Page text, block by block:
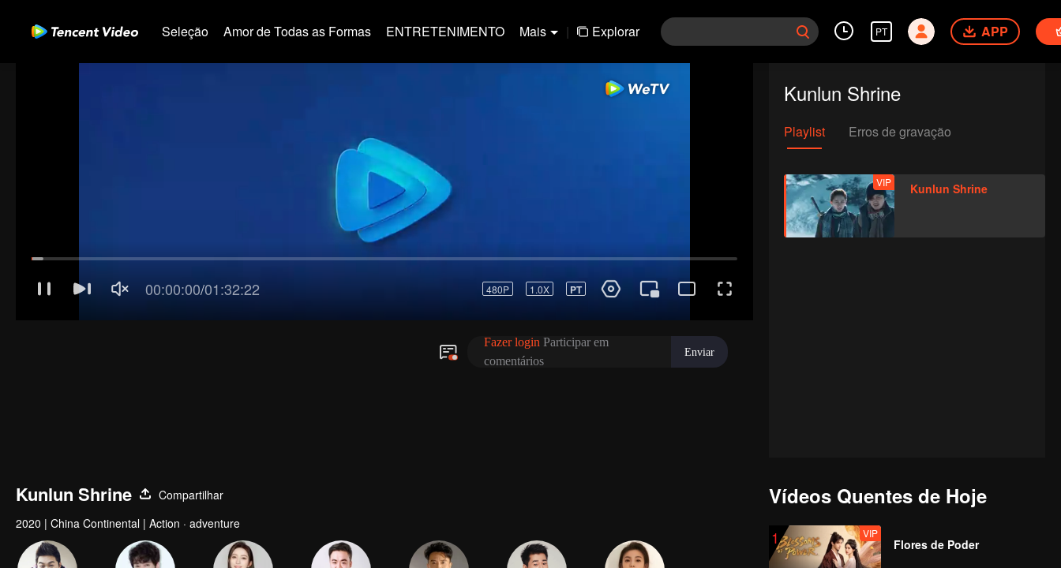
Seleção Amor de Todas as Formas ENTRETENIMENTO Mais | Explorar PT APP
Kunlun Shrine
Playlist Erros de gravação
VIP Kunlun Shrine
Kunlun Shrine
Compartilhar
2020 | China Continental | Action · adventure
Vídeos Quentes de Hoje
1 VIP
Flores de Poder